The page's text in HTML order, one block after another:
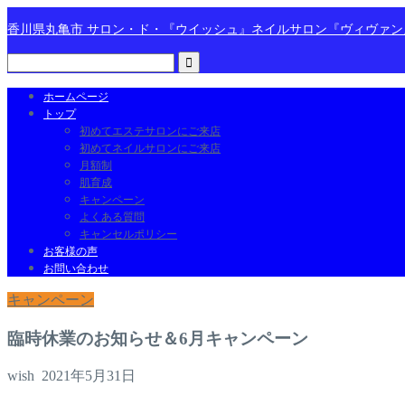
香川県丸亀市 サロン・ド・『ウイッシュ』ネイルサロン『ヴィヴァ
ホームページ
トップ
初めてエステサロンにご来店
初めてネイルサロンにご来店
月額制
肌育成
キャンペーン
よくある質問
キャンセルポリシー
お客様の声
お問い合わせ
キャンペーン
臨時休業のお知らせ＆6月キャンペーン
wish 2021年5月31日